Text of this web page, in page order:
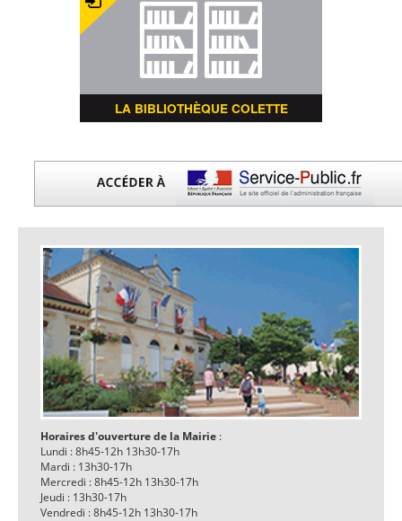
LA BIBLIOTHÈQUE COLETTE
Horaires d'ouverture de la Mairie :
Lundi : 8h45-12h 13h30-17h
Mardi : 13h30-17h
Mercredi : 8h45-12h 13h30-17h
Jeudi : 13h30-17h
Vendredi : 8h45-12h 13h30-17h